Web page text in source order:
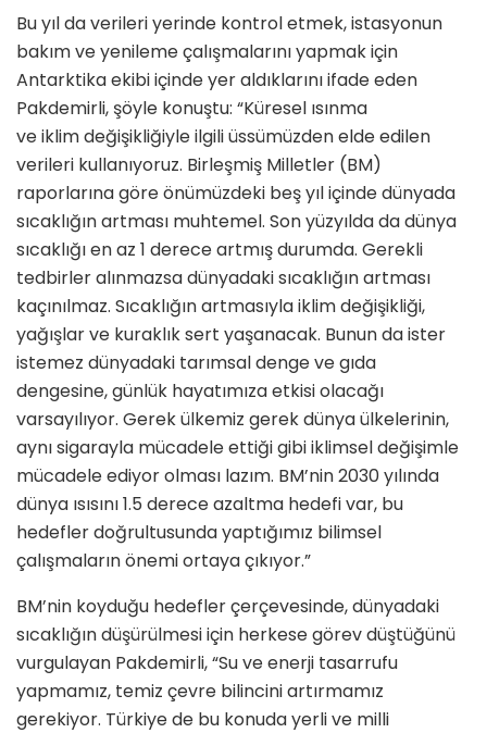
Bu yıl da verileri yerinde kontrol etmek, istasyonun
bakım ve yenileme çalışmalarını yapmak için
Antarktika ekibi içinde yer aldıklarını ifade eden
Pakdemirli, şöyle konuştu: “Küresel ısınma
ve iklim değişikliğiyle ilgili üssümüzden elde edilen
verileri kullanıyoruz. Birleşmiş Milletler (BM)
raporlarına göre önümüzdeki beş yıl içinde dünyada
sıcaklığın artması muhtemel. Son yüzyılda da dünya
sıcaklığı en az 1 derece artmış durumda. Gerekli
tedbirler alınmazsa dünyadaki sıcaklığın artması
kaçınılmaz. Sıcaklığın artmasıyla iklim değişikliği,
yağışlar ve kuraklık sert yaşanacak. Bunun da ister
istemez dünyadaki tarımsal denge ve gıda
dengesine, günlük hayatımıza etkisi olacağı
varsayılıyor. Gerek ülkemiz gerek dünya ülkelerinin,
aynı sigarayla mücadele ettiği gibi iklimsel değişimle
mücadele ediyor olması lazım. BM’nin 2030 yılında
dünya ısısını 1.5 derece azaltma hedefi var, bu
hedefler doğrultusunda yaptığımız bilimsel
çalışmaların önemi ortaya çıkıyor.”
BM’nin koyduğu hedefler çerçevesinde, dünyadaki
sıcaklığın düşürülmesi için herkese görev düştüğünü
vurgulayan Pakdemirli, “Su ve enerji tasarrufu
yapmamız, temiz çevre bilincini artırmamız
gerekiyor. Türkiye de bu konuda yerli ve milli